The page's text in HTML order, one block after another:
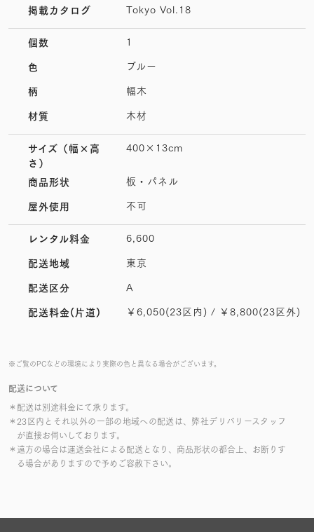
※ご覧のPCなどの環境により実際の色と異なる場合がございます。
配送について
＊配送は別途料金にて承ります。
＊23区内とそれ以外の一部の地域への配送は、弊社デリバリースタッフ
が直接お伺いしております。
＊遠方の場合は運送会社による配送となり、商品形状の都合上、お断りす
る場合がありますので予めご容赦下さい。
掲載カタログ Tokyo Vol.18
個数 1
色 ブルー
柄 幅木
材質 木材
サイズ （幅×高
さ）
400×13cm
商品形状 板・パネル
屋外使用 不可
レンタル料金 6,600
配送地域 東京
配送区分 A
配送料金(片道) ￥6,050(23区内) / ￥8,800(23区外)